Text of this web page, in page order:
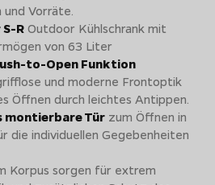
Vorräte.
S-R Outdoor Kühlschrank mit
von 63 Liter
to-Open Funktion
und moderne Frontoptik
Öffnen durch leichtes Antippen.
montierbare Tür zum Öffnen in
die individuellen Gegebenheiten
Korpus sorgen für extrem